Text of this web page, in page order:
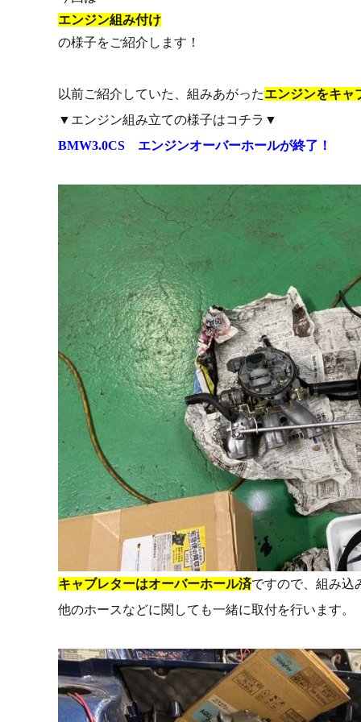
エンジン組み付け
の様子をご紹介します！
以前ご紹介していた、組みあがったエンジンをキャ
▼エンジン組み立ての様子はコチラ▼
BMW3.0CS エンジンオーバーホールが終了！
キャブレターはオーバーホール済ですので、組み込
他のホースなどに関しても一緒に取付を行います。